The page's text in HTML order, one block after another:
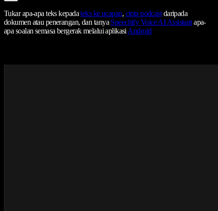
Tukar apa-apa teks kepadateks ke ucapan, cipta podcastdaripada
dokumen atau penerangan, dan tanyaSpeechify Voice AI Assistantapa-
apa soalan semasa bergerak melalui aplikasiAndroid